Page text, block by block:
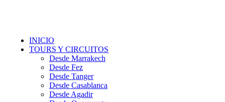
INICIO
TOURS Y CIRCUITOS
Desde Marrakech
Desde Fez
Desde Tanger
Desde Casablanca
Desde Agadir